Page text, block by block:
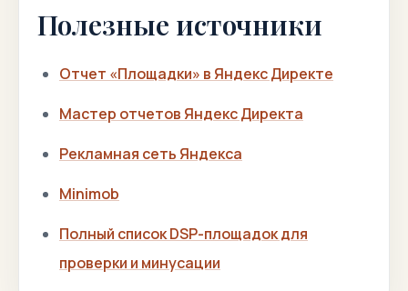
Полезные источники
Отчет «Площадки» в Яндекс Директе
Мастер отчетов Яндекс Директа
Рекламная сеть Яндекса
Minimob
Полный список DSP-площадок для
проверки и минусации